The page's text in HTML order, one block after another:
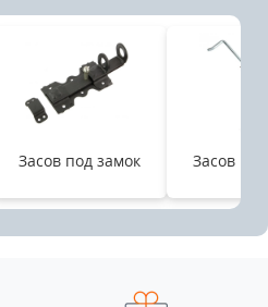
Засов под замок Засов